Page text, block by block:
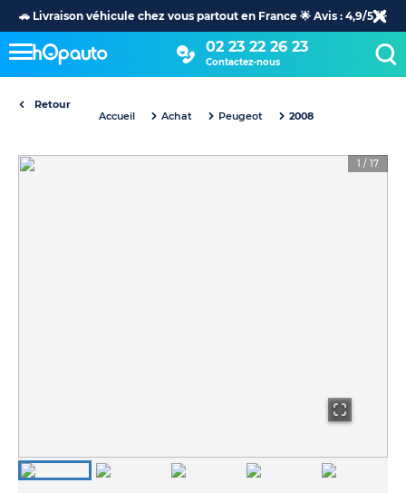
🚗 Livraison véhicule chez vous partout en France 🌟 Avis : 4,9/5 🌟
02 23 22 26 23
Contactez-nous
Retour
Accueil
Achat Peugeot 2008
1 / 17